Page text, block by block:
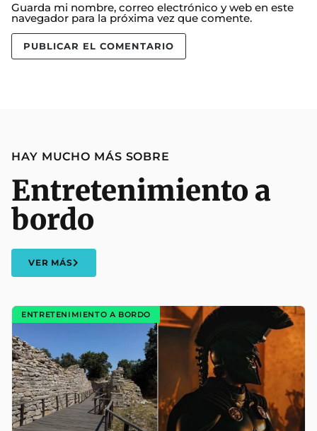
Guarda mi nombre, correo electrónico y web en este
navegador para la próxima vez que comente.
HAY MUCHO MÁS SOBRE
Entretenimiento a
bordo
VER MÁS
ENTRETENIMIENTO A BORDO